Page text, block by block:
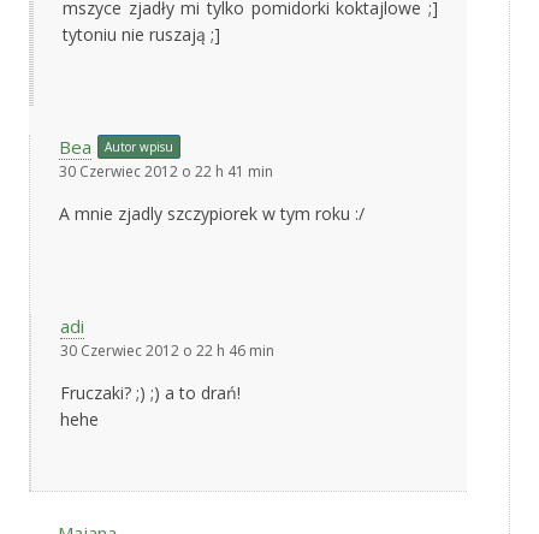
mszyce zjadły mi tylko pomidorki koktajlowe ;]
tytoniu nie ruszają ;]
Bea Autor wpisu
30 Czerwiec 2012 o 22 h 41 min
A mnie zjadly szczypiorek w tym roku :/
adi
30 Czerwiec 2012 o 22 h 46 min
Fruczaki? ;) ;) a to drań!
hehe